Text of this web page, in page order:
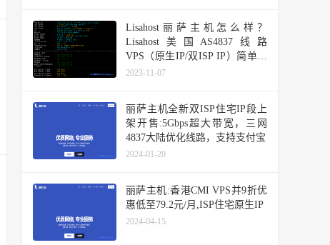
Lisahost丽萨主机怎么样？
Lisahost美国AS4837线路
VPS（原生IP/双ISP IP）简单测
评分享
2023-11-07
丽萨主机全新双ISP住宅IP段上
架开售:5Gbps超大带宽，三网
4837大陆优化线路，支持支付宝
2024-01-20
丽萨主机:香港CMI VPS并9折优
惠低至79.2元/月,ISP住宅原生IP
2024-04-15